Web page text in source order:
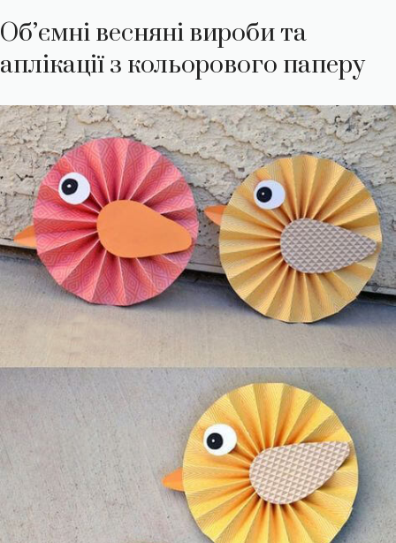
Об’ємні весняні вироби та
аплікації з кольорового паперу